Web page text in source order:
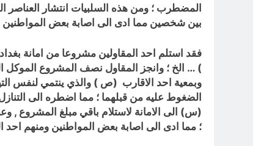
بين شخصين مما ادى الى اصابة بعض
فقد استلم احد المقاولين مشروعا من امانة
وبمعية احد الاقارب (ص ) والذي ينتمي لنفس
الضغوط عليه من قبلهما ؛ مما اضطره الى
(س) الى الامانة لاستلام باقي مبلغ المشروع ,
؛ مما ادى الى اصابة بعض المواطنين ومنهم احد